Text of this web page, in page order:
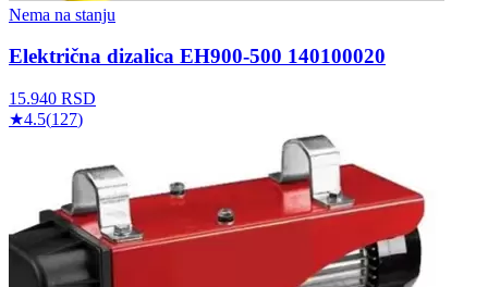
Nema na stanju
Električna dizalica EH900-500 140100020
15.940 RSD
★4.5(127)